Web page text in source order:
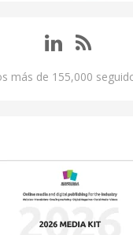
más de 155,000